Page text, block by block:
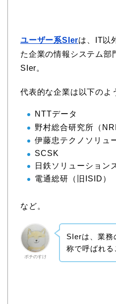
ユーザー系SIerは、IT以
た企業の情報システム部
SIer。
代表的な企業は以下のよ
NTTデータ
野村総合研究所（NRI
伊藤忠テクノソリュ
SCSK
日鉄ソリューション
電通総研（旧ISID）
など。
ポチのすけ
SIerは、業務
称で呼ばれる